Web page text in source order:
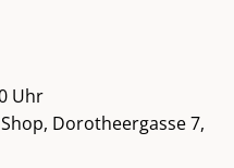
Uhr
Dorotheergasse 7,